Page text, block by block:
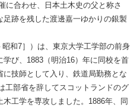
に合わせ、日本土木史の父と称さ
跡を残した渡邊嘉一ゆかりの銀製
和7］）は、東京大学工学部の前身
び、1883（明治16）年に同校を首
技師として入り、鉄道局勤務とな
工部省を辞してスコットランドのグ
工学を専攻しました。1886年、同